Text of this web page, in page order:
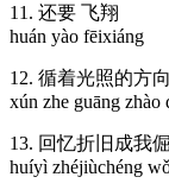
11. 还要 飞翔
huán yào fēixiáng
12. 循着光照的方
xún zhe guāng
13. 回忆折旧成我
huíyì zhéjiùchéng